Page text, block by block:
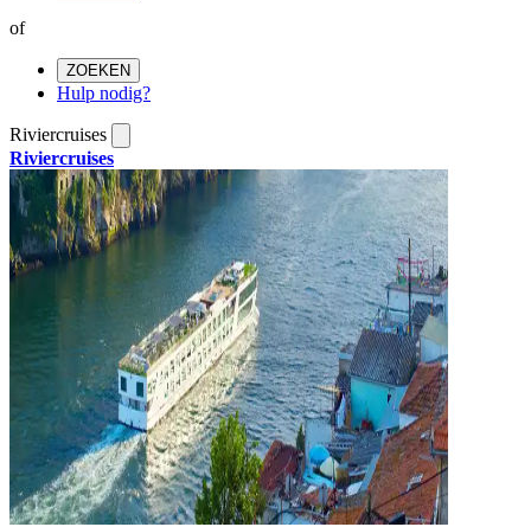
of
ZOEKEN
Hulp nodig?
Riviercruises
Riviercruises